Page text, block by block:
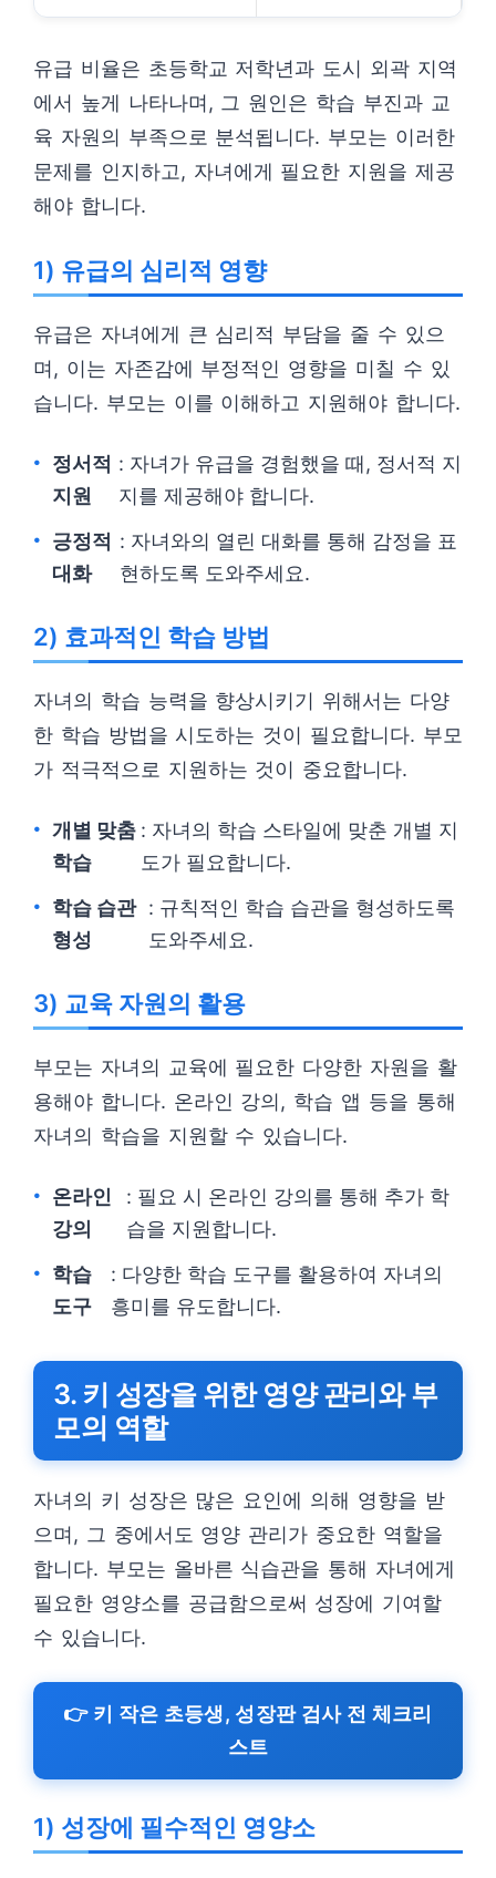
유급 비율은 초등학교 저학년과 도시 외곽 지역
에서 높게 나타나며, 그 원인은 학습 부진과 교
육 자원의 부족으로 분석됩니다. 부모는 이러한
문제를 인지하고, 자녀에게 필요한 지원을 제공
해야 합니다.
1) 유급의 심리적 영향
유급은 자녀에게 큰 심리적 부담을 줄 수 있으
며, 이는 자존감에 부정적인 영향을 미칠 수 있
습니다. 부모는 이를 이해하고 지원해야 합니다.
정서적
지원
: 자녀가 유급을 경험했을 때, 정서적 지
지를 제공해야 합니다.
긍정적
대화
: 자녀와의 열린 대화를 통해 감정을 표
현하도록 도와주세요.
2) 효과적인 학습 방법
자녀의 학습 능력을 향상시키기 위해서는 다양
한 학습 방법을 시도하는 것이 필요합니다. 부모
가 적극적으로 지원하는 것이 중요합니다.
개별 맞춤
학습
: 자녀의 학습 스타일에 맞춘 개별 지
도가 필요합니다.
학습 습관
형성
: 규칙적인 학습 습관을 형성하도록
도와주세요.
3) 교육 자원의 활용
부모는 자녀의 교육에 필요한 다양한 자원을 활
용해야 합니다. 온라인 강의, 학습 앱 등을 통해
자녀의 학습을 지원할 수 있습니다.
온라인
강의
: 필요 시 온라인 강의를 통해 추가 학
습을 지원합니다.
학습
도구
: 다양한 학습 도구를 활용하여 자녀의
흥미를 유도합니다.
3. 키 성장을 위한 영양 관리와 부
모의 역할
자녀의 키 성장은 많은 요인에 의해 영향을 받
으며, 그 중에서도 영양 관리가 중요한 역할을
합니다. 부모는 올바른 식습관을 통해 자녀에게
필요한 영양소를 공급함으로써 성장에 기여할
수 있습니다.
👉 키 작은 초등생, 성장판 검사 전 체크리
스트
1) 성장에 필수적인 영양소